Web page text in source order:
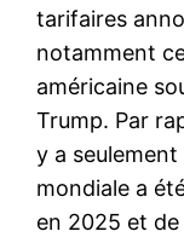
tarifaires
notamment
américaine
Trump. Par
y a
mondiale a
en 2025 et